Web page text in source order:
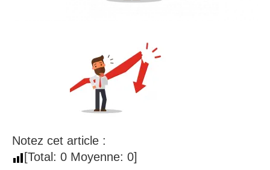
Notez cet article :
[Total: 0 Moyenne: 0]